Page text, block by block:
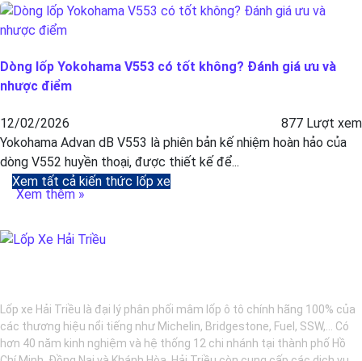
Dòng lốp Yokohama V553 có tốt không? Đánh giá ưu và
nhược điểm
12/02/2026
877 Lượt xem
Yokohama Advan dB V553 là phiên bản kế nhiệm hoàn hảo của
dòng V552 huyền thoại, được thiết kế để...
Xem thêm »
Xem tất cả kiến thức lốp xe
Lốp xe Hải Triều là đại lý phân phối mâm lốp ô tô chính hãng 100% của
các thương hiệu nổi tiếng như Michelin, Bridgestone, Fuel, SSW,... Có
hơn 40 năm kinh nghiệm và hệ thống 12 chi nhánh tại thành phố Hồ